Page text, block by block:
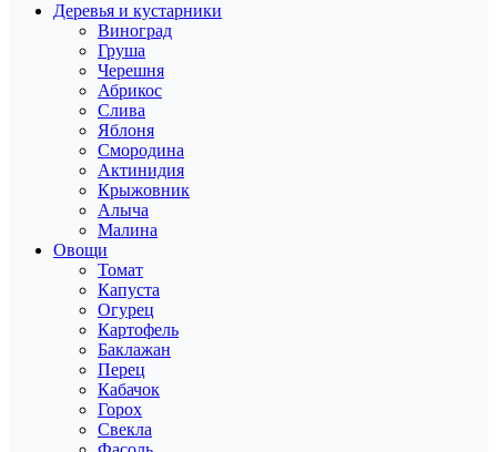
Деревья и кустарники
Виноград
Груша
Черешня
Абрикос
Слива
Яблоня
Смородина
Актинидия
Крыжовник
Алыча
Малина
Овощи
Томат
Капуста
Огурец
Картофель
Баклажан
Перец
Кабачок
Горох
Свекла